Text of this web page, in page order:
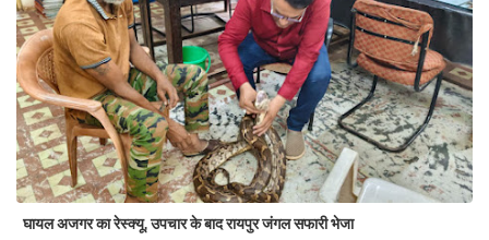
घायल अजगर का रेस्क्यू, उपचार के बाद रायपुर जंगल सफारी भेजा